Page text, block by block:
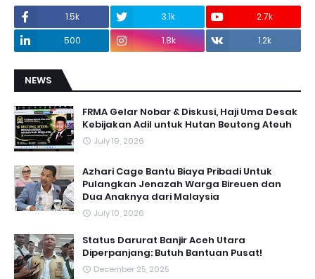
1.5k 3.1k
2.7k
500
1.8k 1.2k
NEWS
FRMA Gelar Nobar & Diskusi, Haji Uma Desak
Kebijakan Adil untuk Hutan Beutong Ateuh
July 19, 2026
Azhari Cage Bantu Biaya Pribadi Untuk
Pulangkan Jenazah Warga Bireuen dan
Dua Anaknya dari Malaysia
July 10, 2026
Status Darurat Banjir Aceh Utara
Diperpanjang: Butuh Bantuan Pusat!
December 25, 2025